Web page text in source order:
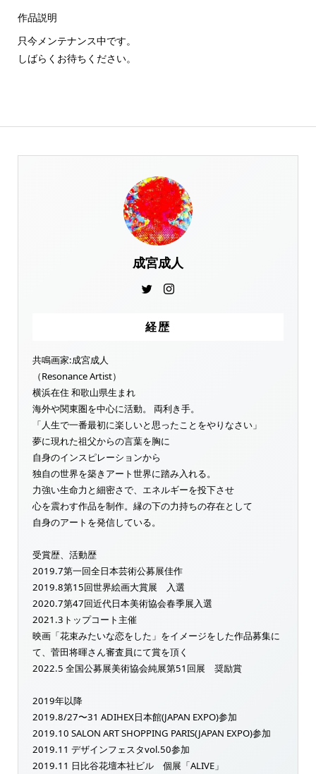
作品説明
只今メンテナンス中です。
しばらくお待ちください。
成宮成人
経歴
共鳴画家:成宮成人
（Resonance Artist）
横浜在住 和歌山県生まれ
海外や関東圏を中心に活動。 両利き手。
「人生で一番最初に楽しいと思ったことをやりなさい」
夢に現れた祖父からの言葉を胸に
自身のインスピレーションから
独自の世界を築きアート世界に踏み入れる。
力強い生命力と細密さで、エネルギーを投下させ
心を震わす作品を制作。縁の下の力持ちの存在として
自身のアートを発信している。
受賞歴、活動歴
2019.7第一回全日本芸術公募展佳作
2019.8第15回世界絵画大賞展 入選
2020.7第47回近代日本美術協会春季展入選
2021.3トップコート主催
映画「花束みたいな恋をした」をイメージをした作品募集に
て、菅田将暉さん審査員にて賞を頂く
2022.5 全国公募展美術協会純展第51回展 奨励賞
2019年以降
2019.8/27〜31 ADIHEX日本館(JAPAN EXPO)参加
2019.10 SALON ART SHOPPING PARIS(JAPAN EXPO)参加
2019.11 デザインフェスタvol.50参加
2019.11 日比谷花壇本社ビル 個展「ALIVE」